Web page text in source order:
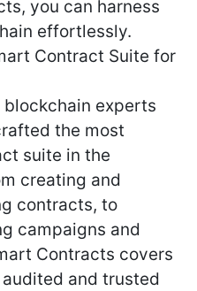
you can harness
effortlessly.
Contract Suite for
experts
the most
suite in the
creating and
contracts, to
campaigns and
Contracts covers
and trusted